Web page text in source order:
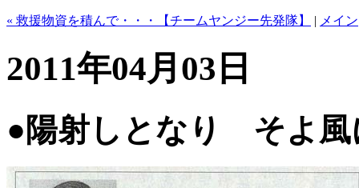
« 救援物資を積んで・・・【チームヤンジー先発隊】 | メイン
2011年04月03日
●陽射しとなり そよ風